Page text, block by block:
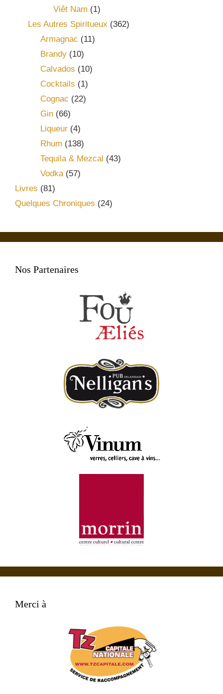
Viêt Nam (1)
Les Autres Spiritueux (362)
Armagnac (11)
Brandy (10)
Calvados (10)
Cocktails (1)
Cognac (22)
Gin (66)
Liqueur (4)
Rhum (138)
Tequila & Mezcal (43)
Vodka(57)
Livres (81)
Quelques Chroniques (24)
Nos Partenaires
Merci à